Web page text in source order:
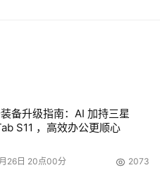
合拳”,从硬盘、背板、供电、
光模块、硬盘等热敏感器件
度传感器实现系统的可靠、
优化,保障了业务高效率、低
备升级指南：AI 加持三星
S11 ，高效办公更顺心
26日 20点00分 2073